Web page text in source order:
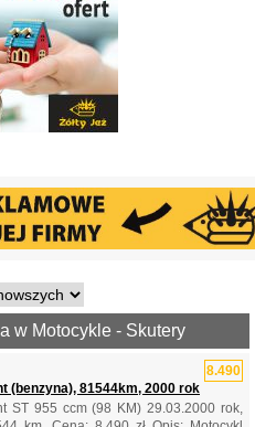
w Motocykle - Skutery
8.490
(benzyna), 81544km, 2000 rok
ST 955 ccm (98 KM) 29.03.2000 rok,